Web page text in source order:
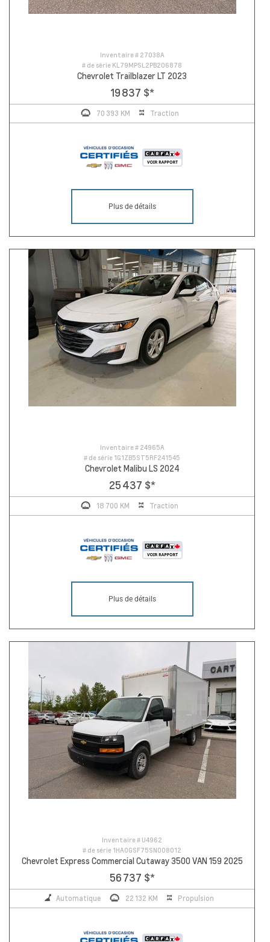
Inventaire # 27038A
# de série KL79MPSL2PB206878
Chevrolet Trailblazer LT 2023
19 837 $*
70 393 KM Traction
Plus de détails
Inventaire # 24965A
# de série 1G1ZB5ST5RF241545
Chevrolet Malibu LS 2024
25 437 $*
18 700 KM Traction
Plus de détails
Inventaire # U4962
# de série 1HA0GSF75SN008012
Chevrolet Express Commercial Cutaway 3500 VAN 159 2025
56 737 $*
Automatique 22 132 KM Propulsion